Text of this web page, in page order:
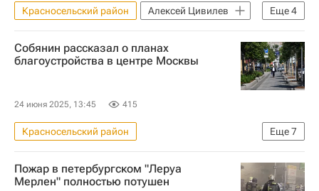
Еще4
Красносельский район
Алексей Цивилев
Санкт-Петербург
Строительство
Метро
Инфраструктура
Собянин рассказал о планах
благоустройства в центре Москвы
24 июня 2025, 13:45 415
Еще7
Красносельский район
Городское хозяйство Москвы
Москва
Сергей Собянин
Пожар в петербургском "Леруа
Мерлен" полностью потушен